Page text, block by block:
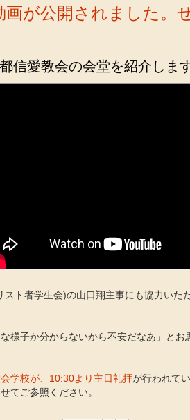
が公開されました。
信愛教会の会堂を紹介しま
スト者学生会)の山口翔主事にも協力いた
様子か分からないから不安だなあ」と
学校が、10:30より主日礼拝が行われて
てご参照ください。